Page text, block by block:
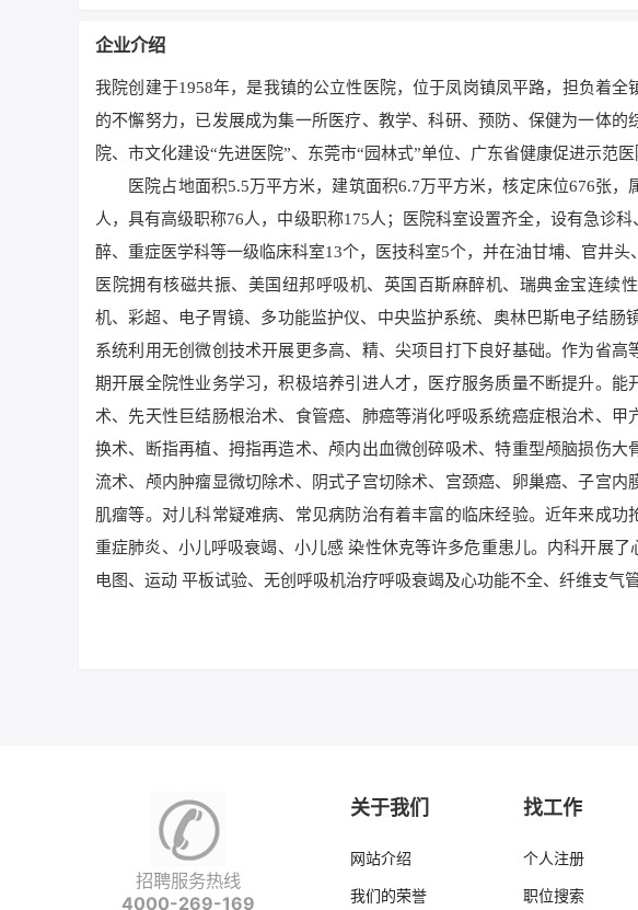
企业介绍
我院创建于1958年，是我镇的公立性医院，位于凤岗镇凤平路，担负着
的不懈努力，已发展成为集一所医疗、教学、科研、预防、保健为一体
院、市文化建设“先进医院”、东莞市“园林式”单位、广东省健康促进示范医
医院占地面积5.5万平方米，建筑面积6.7万平方米，核定床位676张，
人，具有高级职称76人，中级职称175人；医院科室设置齐全，设有急诊
醉、重症医学科等一级临床科室13个，医技科室5个，并在油甘埔、官井头
医院拥有核磁共振、美国纽邦呼吸机、英国百斯麻醉机、瑞典金宝连续
机、彩超、电子胃镜、多功能监护仪、中央监护系统、奥林巴斯电子结
系统利用无创微创技术开展更多高、精、尖项目打下良好基础。作为省
期开展全院性业务学习，积极培养引进人才，医疗服务质量不断提升。
术、先天性巨结肠根治术、食管癌、肺癌等消化呼吸系统癌症根治术、
换术、断指再植、拇指再造术、颅内出血微创碎吸术、特重型颅脑损伤
流术、颅内肿瘤显微切除术、阴式子宫切除术、宫颈癌、卵巢癌、子宫
肌瘤等。对儿科常疑难病、常见病防治有着丰富的临床经验。近年来成
重症肺炎、小儿呼吸衰竭、小儿感 染性休克等许多危重患儿。内科开展
电图、运动 平板试验、无创呼吸机治疗呼吸衰竭及心功能不全、纤维支气
招聘服务热线
4000-269-169
关于我们
网站介绍
我们的荣誉
找工作
个人注册
职位搜索